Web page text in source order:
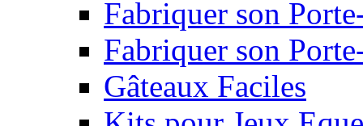
Fabriquer son
Fabriquer son
Gâteaux Faciles